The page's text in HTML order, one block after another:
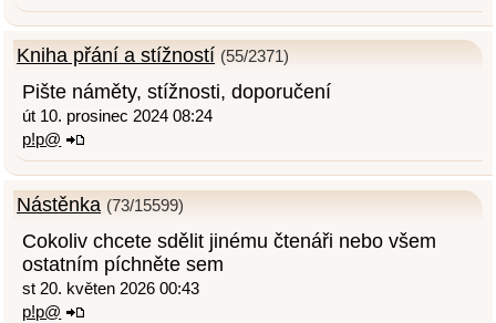
Kniha přání a stížností (55/2371)
Pište náměty, stížnosti, doporučení
út 10. prosinec 2024 08:24
p!p@
Nástěnka (73/15599)
Cokoliv chcete sdělit jinému čtenáři nebo všem
ostatním píchněte sem
st 20. květen 2026 00:43
p!p@